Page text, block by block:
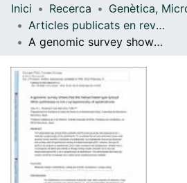
Inici Recerca
Articles publicats en revistes (Genètica, Microbiologia i Estadística)
A genomic survey shows that the haloarchaeal type Tyrosyl-tRNA Synthetase is not a synapomorphy of opisthokonts